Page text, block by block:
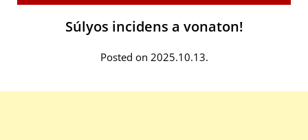
Súlyos incidens a vonaton!
Posted on 2025.10.13.